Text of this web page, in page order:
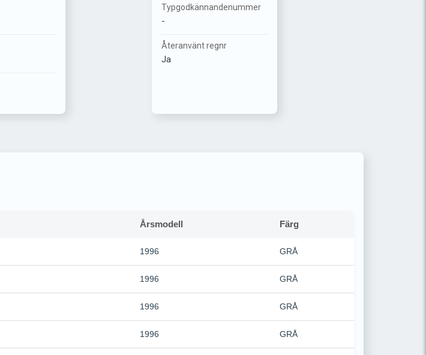
Typgodkännandenummer
-
Återanvänt regnr
Ja
Årsmodell Färg
1996 GRÅ
1996 GRÅ
1996 GRÅ
1996 GRÅ